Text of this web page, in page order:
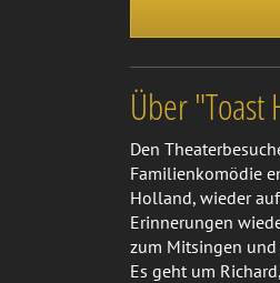
Über
Den
Familienkomödie
Holland, wieder
Erinnerungen
zum Mitsingen
Es geht um